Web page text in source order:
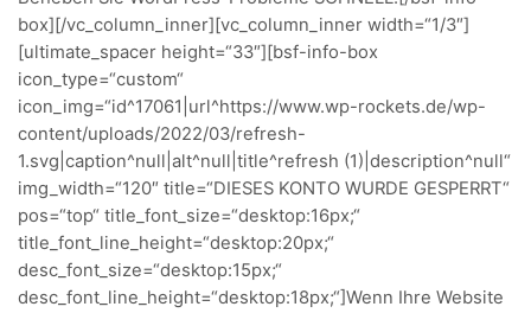
box][/vc_column_inner][vc_column_inner width=“1/3″]
[ultimate_spacer height=“33″][bsf-info-box
icon_type=“custom“
icon_img=“id^17061|url^https://www.wp-rockets.de/wp-
content/uploads/2022/03/refresh-
1.svg|caption^null|alt^null|title^refresh (1)|description^null“
img_width=“120″ title=“DIESES KONTO WURDE GESPERRT“
pos=“top“ title_font_size=“desktop:16px;“
title_font_line_height=“desktop:20px;“
desc_font_size=“desktop:15px;“
desc_font_line_height=“desktop:18px;“]Wenn Ihre Website